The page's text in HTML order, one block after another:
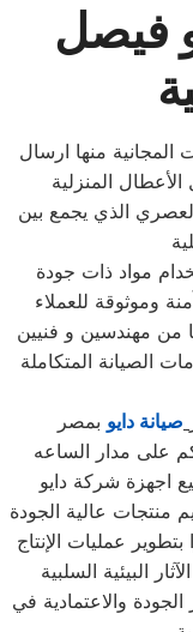
فيصل
المجانية منها ارسال
المنزلية
الذي يجمع بين
من مهندسين و فنيين
الصيانة المتكاملة
صيانة دايو بمصر
على مدار الساعه
اجهزة شركة دايو
منتجات عالية الجودة
عمليات الإنتاج
والاعتمادية في